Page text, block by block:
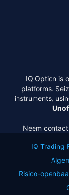
IQ Option is
platforms.
instruments,
Neem
IQ Trading
Risico-